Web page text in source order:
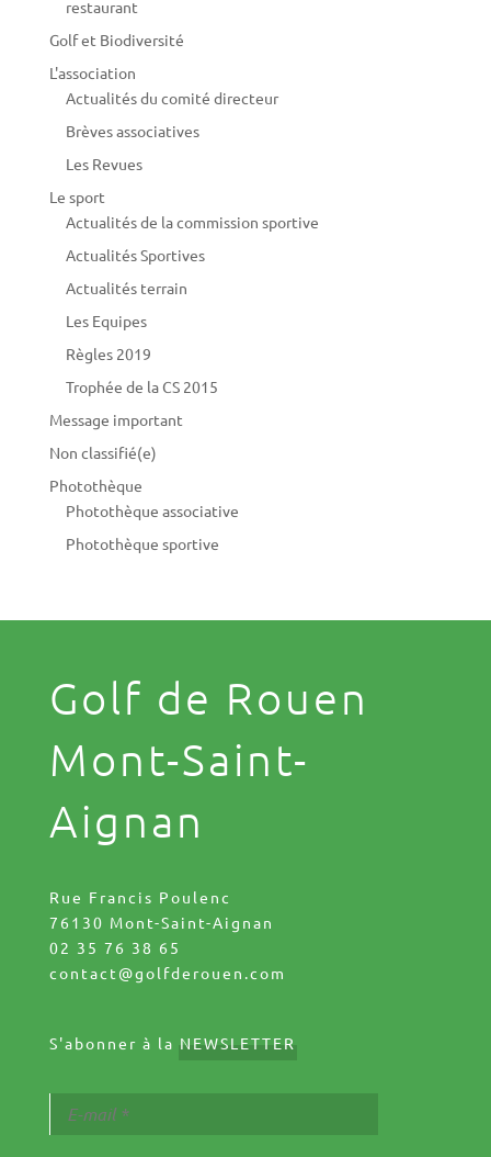
restaurant
Golf et Biodiversité
L'association
Actualités du comité directeur
Brèves associatives
Les Revues
Le sport
Actualités de la commission sportive
Actualités Sportives
Actualités terrain
Les Equipes
Règles 2019
Trophée de la CS 2015
Message important
Non classifié(e)
Photothèque
Photothèque associative
Photothèque sportive
Golf de Rouen
Mont-Saint-
Aignan
Rue Francis Poulenc
76130 Mont-Saint-Aignan
02 35 76 38 65
contact@golfderouen.com
S'abonner à la NEWSLETTER